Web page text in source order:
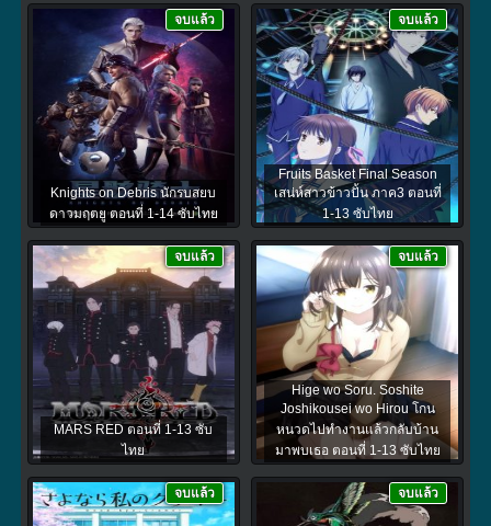
Knights on Debris นักรบสยบ
ดาวมฤตยู ตอนที่ 1-14 ซับไทย
จบแล้ว
Fruits Basket Final Season
เสน่ห์สาวข้าวปั้น ภาค3 ตอนที่
1-13 ซับไทย
จบแล้ว
MARS RED ตอนที่ 1-13 ซับ
ไทย
จบแล้ว
Hige wo Soru. Soshite
Joshikousei wo Hirou โกน
หนวดไปทำงานแล้วกลับบ้าน
มาพบเธอ ตอนที่ 1-13 ซับไทย
จบแล้ว
จบแล้ว จบแล้ว